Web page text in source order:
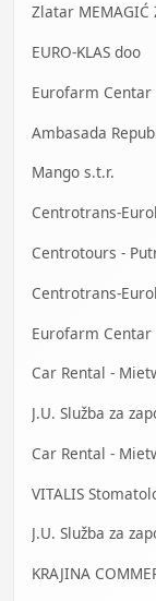
Zlatar MEMAGIĆ
EURO-KLAS doo
Eurofarm Centar
Mango s.t.r.
Eurofarm Centar
J.U. Služba za
VITALIS
KRAJINA